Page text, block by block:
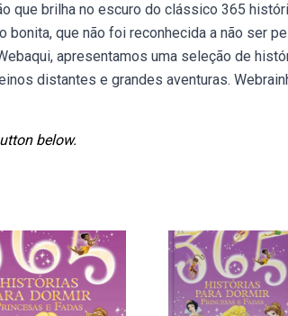
que brilha no escuro do clássico 365
bonita, que não foi reconhecida a não ser
apresentamos uma seleção de
distantes e grandes aventuras.
below.